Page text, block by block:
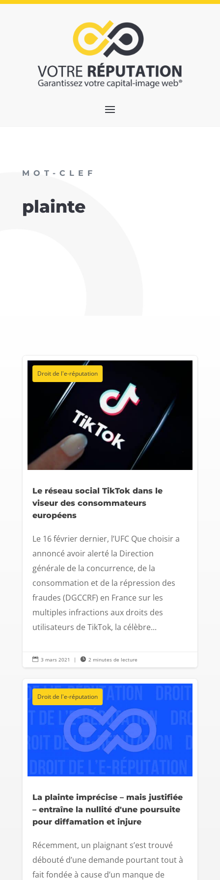
MOT-CLEF
plainte
Droit de l'e-réputation
Le réseau social TikTok dans le
viseur des consommateurs
européens
Le 16 février dernier, l’UFC Que choisir a
annoncé avoir alerté la Direction
générale de la concurrence, de la
consommation et de la répression des
fraudes (DGCCRF) en France sur les
multiples infractions aux droits des
utilisateurs de TikTok, la célèbre...
 3 mars 2021 |  2 minutes de lecture
Droit de l'e-réputation
La plainte imprécise – mais justifiée
– entraîne la nullité d'une poursuite
pour diffamation et injure
Récemment, un plaignant s’est trouvé
débouté d’une demande pourtant tout à
fait fondée à cause d’un manque de